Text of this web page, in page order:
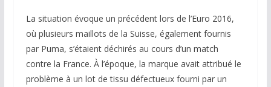
La situation évoque un précédent lors de l’Euro 2016,
où plusieurs maillots de la Suisse, également fournis
par Puma, s’étaient déchirés au cours d’un match
contre la France. À l’époque, la marque avait attribué le
problème à un lot de tissu défectueux fourni par un